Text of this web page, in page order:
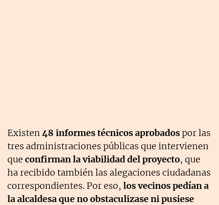
Existen48 informes técnicos aprobadospor las
tres administraciones públicas que intervienen
que confirman la viabilidad del proyecto, que
ha recibido también las alegaciones ciudadanas
correspondientes. Por eso, los vecinos pedían a
la alcaldesa que no obstaculizase ni pusiese